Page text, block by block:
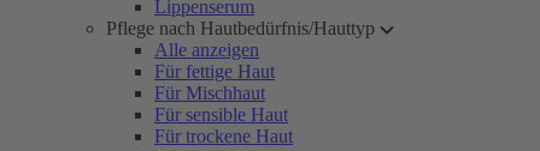
Lippenserum
Pflege nach Hautbedürfnis/Hauttyp
Alle anzeigen
Für fettige Haut
Für Mischhaut
Für sensible Haut
Für trockene Haut